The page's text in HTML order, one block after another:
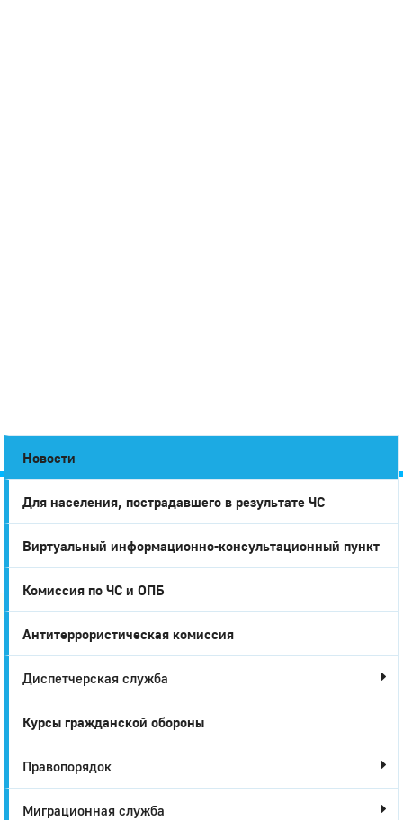
Город
Глазов
Новости
Для населения, пострадавшего в результате ЧС
Виртуальный информационно-консультационный пункт
Комиссия по ЧС и ОПБ
Антитеррористическая комиссия
Диспетчерская служба
Курсы гражданской обороны
Правопорядок
Миграционная служба